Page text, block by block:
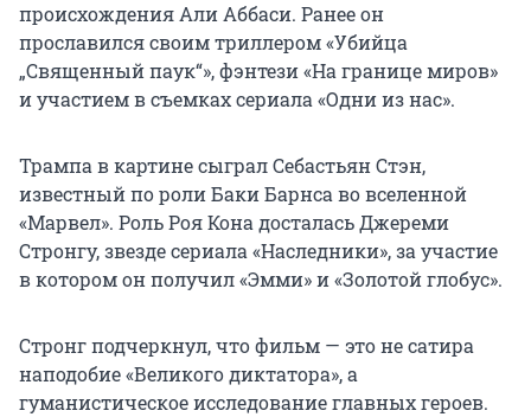
происхождения Али Аббаси. Ранее он
прославился своим триллером «Убийца
„Священный паук“», фэнтези «На границе миров»
и участием в съемках сериала «Одни из нас».
Трампа в картине сыграл Себастьян Стэн,
известный по роли Баки Барнса во вселенной
«Марвел». Роль Роя Кона досталась Джереми
Стронгу, звезде сериала «Наследники», за участие
в котором он получил «Эмми» и «Золотой глобус».
Стронг подчеркнул, что фильм — это не сатира
наподобие «Великого диктатора», а
гуманистическое исследование главных героев.